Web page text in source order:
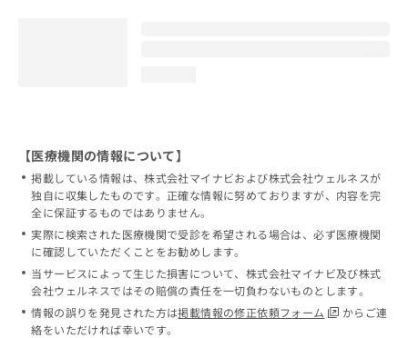
【医療機関の情報について】
掲載している情報は、株式会社マイナビおよび株式会社ウェルネスが
独自に収集したものです。正確な情報に努めておりますが、内容を完
全に保証するものではありません。
実際に検索された医療機関で受診を希望される場合は、必ず医療機関
に確認していただくことをお勧めします。
当サービスによって生じた損害について、株式会社マイナビ及び株式
会社ウェルネスではその賠償の責任を一切負わないものとします。
情報の誤りを発見された方は掲載情報の修正依頼フォーム
からご連
絡をいただければ幸いです。